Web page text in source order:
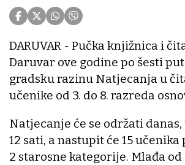
DARUVAR - Pučka knjižnica i
Daruvar ove godine po šesti
gradsku razinu Natjecanja u
učenike od 3. do 8. razreda
Natjecanje će se održati danas,
12 sati, a nastupit će 15
2 starosne kategorije. Mlađa od